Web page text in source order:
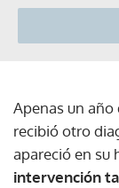
Apenas un año
recibió otro
apareció en su
intervención